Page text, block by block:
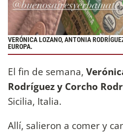
VERÓNICA LOZANO, ANTONIA
EUROPA.
El fin de semana,
Rodríguez y Corcho
Sicilia, Italia.
Allí, salieron a comer y